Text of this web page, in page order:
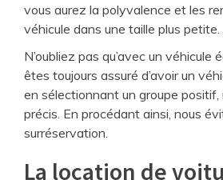
vous aurez la polyvalence et les
véhicule dans une taille plus petite.
N’oubliez pas qu’avec un véhicule
êtes toujours assuré d’avoir un
en sélectionnant un groupe positif,
précis. En procédant ainsi, nous
surréservation.
La location de